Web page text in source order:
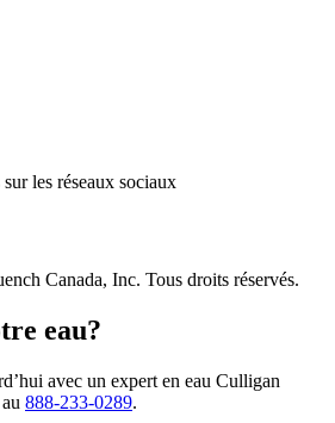
les réseaux sociaux
Canada, Inc. Tous droits réservés.
eau?
avec un expert en eau Culligan
888-233-0289.